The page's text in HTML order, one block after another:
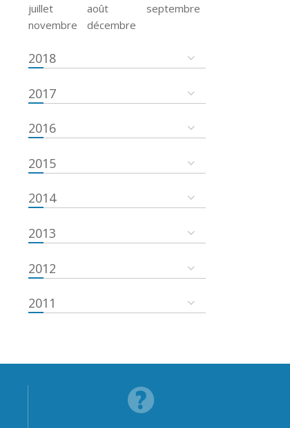
juillet
août
septembre
novembre
décembre
2018
2017
2016
2015
2014
2013
2012
2011